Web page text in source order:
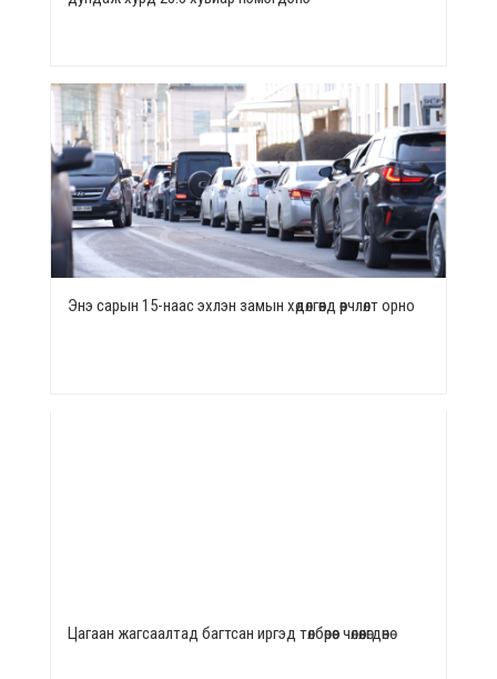
Энэ сарын 15-наас эхлэн замын хөдөлгөөнд өөрчлөлт орно
Цагаан жагсаалтад багтсан иргэд төлбөрөөс чөлөөлөгдөнө